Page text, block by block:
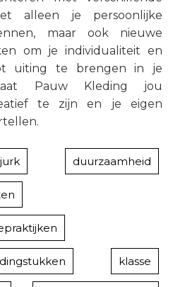
alleen je persoonlijke
maar ook nieuwe
om je individualiteit en
uiting te brengen in je
Pauw Kleding jou
te zijn en je eigen
duurzaamheid
klasse